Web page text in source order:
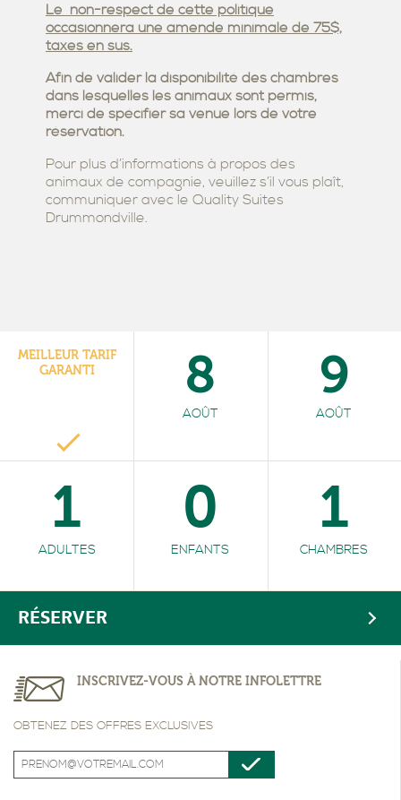
Le non-respect de cette politique
occasionnera une amende minimale de 75$,
taxes en sus.
Afin de valider la disponibilité des chambres
dans lesquelles les animaux sont permis,
merci de spécifier sa venue lors de votre
réservation.
Pour plus d’informations à propos des
animaux de compagnie, veuillez s’il vous plaît,
communiquer avec le Quality Suites
Drummondville.
MEILLEUR TARIF
GARANTI
8
AOÛT
9
AOÛT
1
ADULTES
0
ENFANTS
1
CHAMBRES
RÉSERVER
INSCRIVEZ-VOUS À NOTRE INFOLETTRE
OBTENEZ DES OFFRES EXCLUSIVES